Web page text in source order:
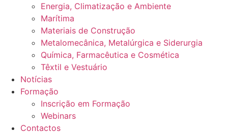
Energia, Climatização e Ambiente
Marítima
Materiais de Construção
Metalomecânica, Metalúrgica e Siderurgia
Química, Farmacêutica e Cosmética
Têxtil e Vestuário
Notícias
Formação
Inscrição em Formação
Webinars
Contactos